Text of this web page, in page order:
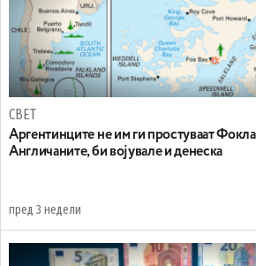
СВЕТ
Аргентинците не им ги простуваат
Англичаните, би војувале и денеска
пред 3 недели